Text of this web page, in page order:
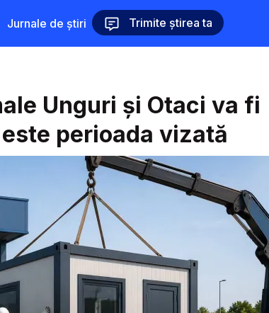
Jurnale de știri Trimite știrea ta
Unguri și Otaci va fi
perioada vizată